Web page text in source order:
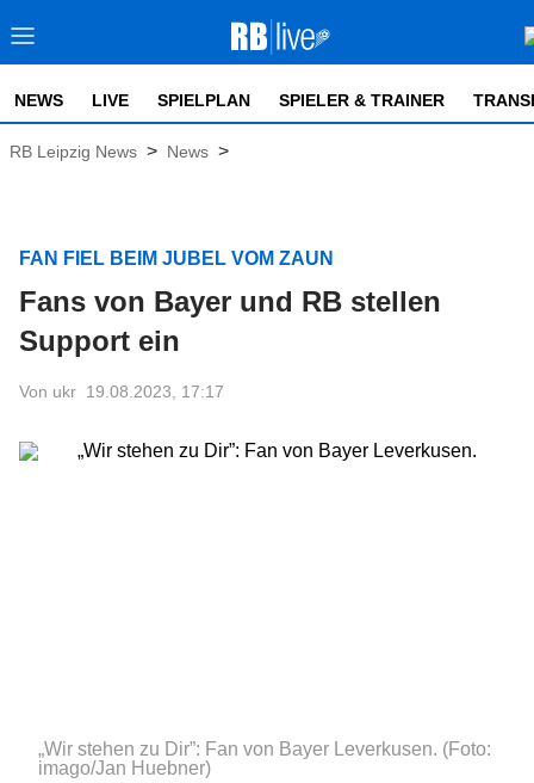
NEWS LIVE SPIELPLAN SPIELER & TRAINER
RB Leipzig News > News >
FAN FIEL BEIM JUBEL VOM ZAUN
Fans von Bayer und RB stellen
Support ein
Von ukr 19.08.2023, 17:17
„Wir stehen zu Dir”: Fan von Bayer Leverkusen. (Foto:
imago/Jan Huebner)